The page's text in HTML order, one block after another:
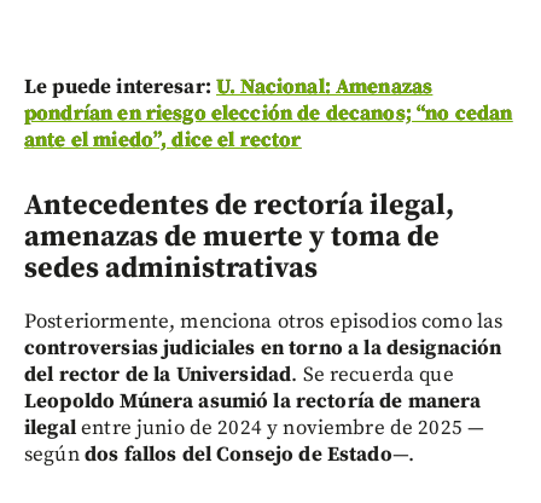
Le puede interesar: U. Nacional: Amenazas
pondrían en riesgo elección de decanos; “no cedan
ante el miedo”, dice el rector
Antecedentes de rectoría ilegal,
amenazas de muerte y toma de
sedes administrativas
Posteriormente, menciona otros episodios como las
controversias judiciales en torno a la designación
del rector de la Universidad. Se recuerda que
Leopoldo Múnera asumió la rectoría de manera
ilegalentre junio de 2024 y noviembre de 2025 —
segúndos fallos del Consejo de Estado—.